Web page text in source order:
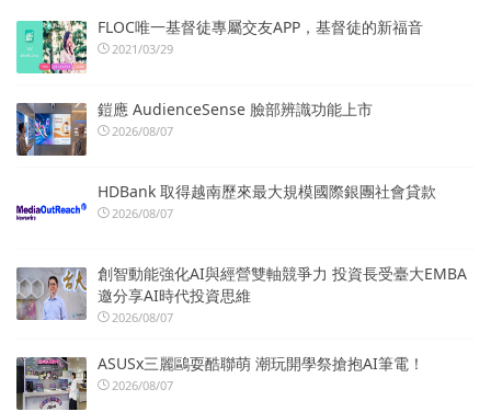
FLOC唯一基督徒專屬交友APP，基督徒的新福音
2021/03/29
鎧應 AudienceSense 臉部辨識功能上市
2026/08/07
HDBank 取得越南歷來最大規模國際銀團社會貸款
2026/08/07
創智動能強化AI與經營雙軸競爭力 投資長受臺大EMBA
邀分享AI時代投資思維
2026/08/07
ASUSx三麗鷗耍酷聯萌 潮玩開學祭搶抱AI筆電！
2026/08/07